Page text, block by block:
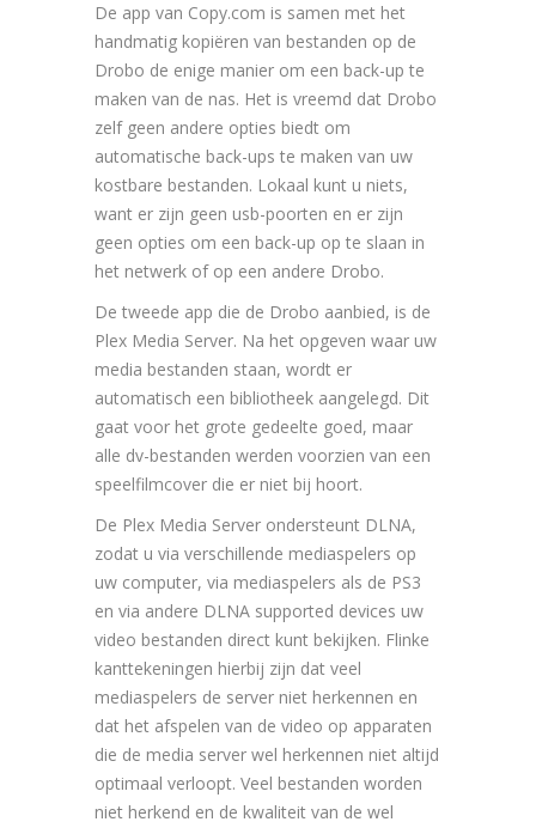
De app van Copy.com is samen met het
handmatig kopiëren van bestanden op de
Drobo de enige manier om een back-up te
maken van de nas. Het is vreemd dat Drobo
zelf geen andere opties biedt om
automatische back-ups te maken van uw
kostbare bestanden. Lokaal kunt u niets,
want er zijn geen usb-poorten en er zijn
geen opties om een back-up op te slaan in
het netwerk of op een andere Drobo.
De tweede app die de Drobo aanbied, is de
Plex Media Server. Na het opgeven waar uw
media bestanden staan, wordt er
automatisch een bibliotheek aangelegd. Dit
gaat voor het grote gedeelte goed, maar
alle dv-bestanden werden voorzien van een
speelfilmcover die er niet bij hoort.
De Plex Media Server ondersteunt DLNA,
zodat u via verschillende mediaspelers op
uw computer, via mediaspelers als de PS3
en via andere DLNA supported devices uw
video bestanden direct kunt bekijken. Flinke
kanttekeningen hierbij zijn dat veel
mediaspelers de server niet herkennen en
dat het afspelen van de video op apparaten
die de media server wel herkennen niet altijd
optimaal verloopt. Veel bestanden worden
niet herkend en de kwaliteit van de wel